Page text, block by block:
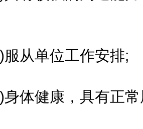
单位工作安排;
健康，具有正常